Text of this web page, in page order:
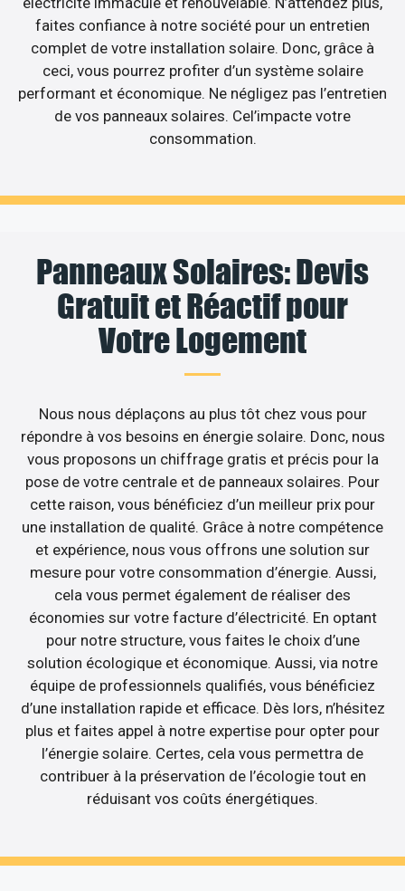
faites confiance à notre société pour un entretien
complet de votre installation solaire. Donc, grâce à
ceci, vous pourrez profiter d’un système solaire
performant et économique. Ne négligez pas l’entretien
de vos panneaux solaires. Cel’impacte votre
consommation.
Panneaux Solaires: Devis
Gratuit et Réactif pour
Votre Logement
Nous nous déplaçons au plus tôt chez vous pour
répondre à vos besoins en énergie solaire. Donc, nous
vous proposons un chiffrage gratis et précis pour la
pose de votre centrale et de panneaux solaires. Pour
cette raison, vous bénéficiez d’un meilleur prix pour
une installation de qualité. Grâce à notre compétence
et expérience, nous vous offrons une solution sur
mesure pour votre consommation d’énergie. Aussi,
cela vous permet également de réaliser des
économies sur votre facture d’électricité. En optant
pour notre structure, vous faites le choix d’une
solution écologique et économique. Aussi, via notre
équipe de professionnels qualifiés, vous bénéficiez
d’une installation rapide et efficace. Dès lors, n’hésitez
plus et faites appel à notre expertise pour opter pour
l’énergie solaire. Certes, cela vous permettra de
contribuer à la préservation de l’écologie tout en
réduisant vos coûts énergétiques.